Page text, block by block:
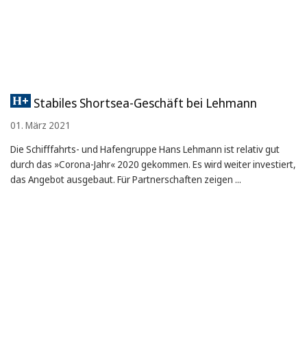
Stabiles Shortsea-Geschäft bei Lehmann
01. März 2021
Die Schifffahrts- und Hafengruppe Hans Lehmann ist relativ gut
durch das »Corona-Jahr« 2020 gekommen. Es wird weiter investiert,
das Angebot ausgebaut. Für Partnerschaften zeigen ...